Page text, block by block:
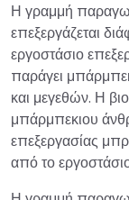
Η γραμμή
επεξεργάζεται
εργοστάσιο
παράγει
και μεγεθών. Η
μπάρμπεκιου
επεξεργασίας
από το